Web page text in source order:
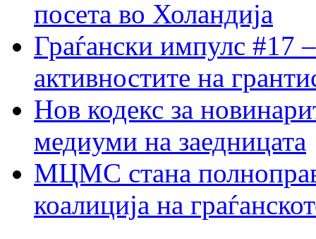
посета во Холандија
Граѓански импулс #17
активностите на
Нов кодекс за
медиуми на заедницата
МЦМС стана
коалиција на